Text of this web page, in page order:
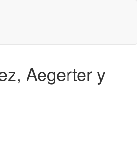
Aegerter y